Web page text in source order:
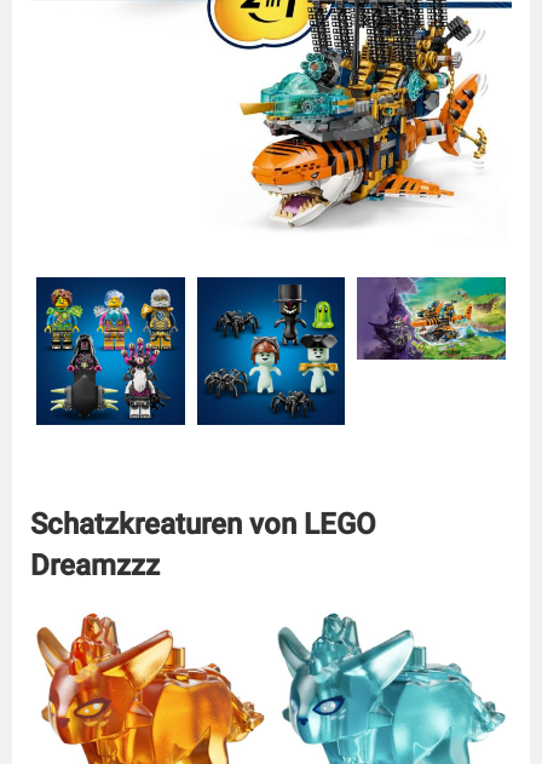
Schatzkreaturen von LEGO
Dreamzzz